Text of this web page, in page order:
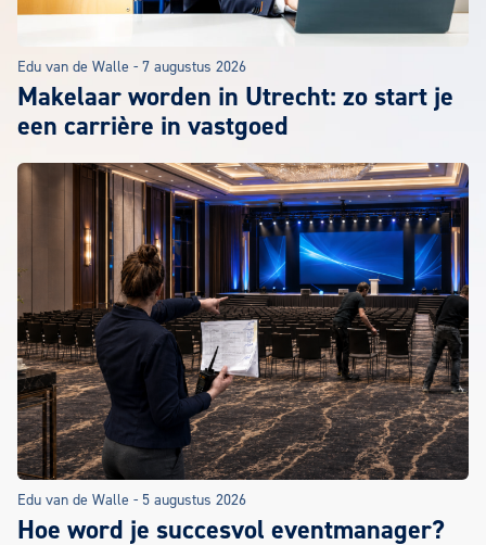
Edu van de Walle - 7 augustus 2026
Makelaar worden in Utrecht: zo start je
een carrière in vastgoed
Edu van de Walle - 5 augustus 2026
Hoe word je succesvol eventmanager?